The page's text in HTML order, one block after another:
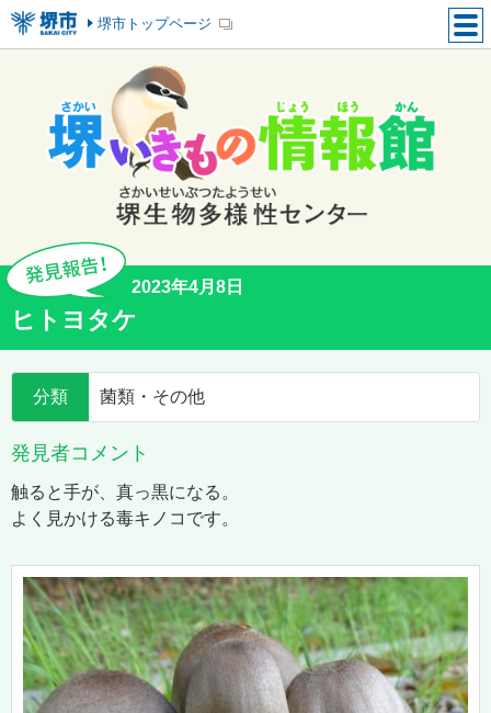
堺市トップページ
2023年4月8日
ヒトヨタケ
分類 菌類・その他
発見者コメント
触ると手が、真っ黒になる。
よく見かける毒キノコです。